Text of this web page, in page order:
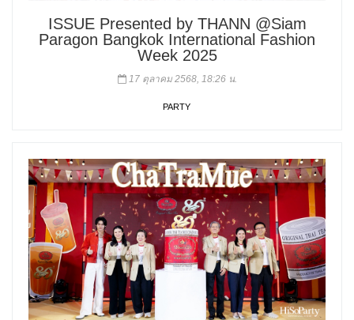
ISSUE Presented by THANN @Siam
Paragon Bangkok International Fashion
Week 2025
17 ตุลาคม 2568, 18:26 น.
PARTY